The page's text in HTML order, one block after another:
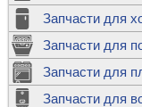
Запчасти для
Запчасти для
Запчасти для
Запчасти для